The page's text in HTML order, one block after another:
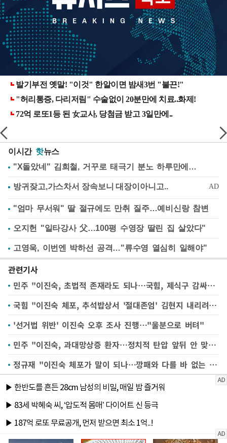
이시간 핫뉴스
"X돌았네" 김희철, 거꾸로 태극기 분노 하루만에…
"엄마 무서워" 딸 절규에도 만취 질주…예비신랑 참변
오지헌 "일타강사 父…100평 수영장 딸린 집 살았다"
고영욱, 이번엔 박하선 공격…"류수영 열심히 일해야"
관련기사
민주 "이진숙, 초법적 존재라도 되나…국힘, 제식구 감싸기 중단하라"
국힘 "이진숙 체포, 추석밥상서 '절대존엄' 김현지 내리려는 정치적 의도"(종합)
'선거법 위반' 이진숙 오후 조사 진행…"울분으로 버텨"
민주 "이진숙, 과대망상증 환자…정치적 탄압 앞뒤 안 맞아"(종합)
정규재 "이진숙 체포가 말이 되나…깡패와 다를 바 없는 짓"